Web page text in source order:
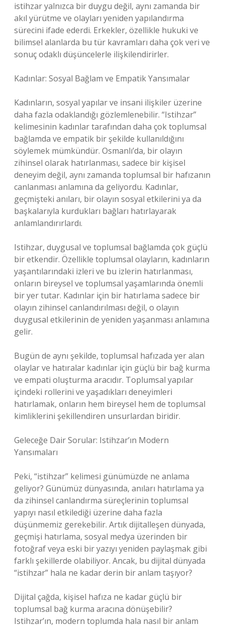
istihzar yalnızca bir duygu değil, aynı zamanda bir
akıl yürütme ve olayları yeniden yapılandırma
sürecini ifade ederdi. Erkekler, özellikle hukuki ve
bilimsel alanlarda bu tür kavramları daha çok veri ve
sonuç odaklı düşüncelerle ilişkilendirirler.
Kadınlar: Sosyal Bağlam ve Empatik Yansımalar
Kadınların, sosyal yapılar ve insani ilişkiler üzerine
daha fazla odaklandığı gözlemlenebilir. “Istihzar”
kelimesinin kadınlar tarafından daha çok toplumsal
bağlamda ve empatik bir şekilde kullanıldığını
söylemek mümkündür. Osmanlı’da, bir olayın
zihinsel olarak hatırlanması, sadece bir kişisel
deneyim değil, aynı zamanda toplumsal bir hafızanın
canlanması anlamına da geliyordu. Kadınlar,
geçmişteki anıları, bir olayın sosyal etkilerini ya da
başkalarıyla kurdukları bağları hatırlayarak
anlamlandırırlardı.
Istihzar, duygusal ve toplumsal bağlamda çok güçlü
bir etkendir. Özellikle toplumsal olayların, kadınların
yaşantılarındaki izleri ve bu izlerin hatırlanması,
onların bireysel ve toplumsal yaşamlarında önemli
bir yer tutar. Kadınlar için bir hatırlama sadece bir
olayın zihinsel canlandırılması değil, o olayın
duygusal etkilerinin de yeniden yaşanması anlamına
gelir.
Bugün de aynı şekilde, toplumsal hafızada yer alan
olaylar ve hatıralar kadınlar için güçlü bir bağ kurma
ve empati oluşturma aracıdır. Toplumsal yapılar
içindeki rollerini ve yaşadıkları deneyimleri
hatırlamak, onların hem bireysel hem de toplumsal
kimliklerini şekillendiren unsurlardan biridir.
Geleceğe Dair Sorular: Istihzar’ın Modern
Yansımaları
Peki, “istihzar” kelimesi günümüzde ne anlama
geliyor? Günümüz dünyasında, anıları hatırlama ya
da zihinsel canlandırma süreçlerinin toplumsal
yapıyı nasıl etkilediği üzerine daha fazla
düşünmemiz gerekebilir. Artık dijitalleşen dünyada,
geçmişi hatırlama, sosyal medya üzerinden bir
fotoğraf veya eski bir yazıyı yeniden paylaşmak gibi
farklı şekillerde olabiliyor. Ancak, bu dijital dünyada
“istihzar” hala ne kadar derin bir anlam taşıyor?
Dijital çağda, kişisel hafıza ne kadar güçlü bir
toplumsal bağ kurma aracına dönüşebilir?
Istihzar’ın, modern toplumda hala nasıl bir anlam